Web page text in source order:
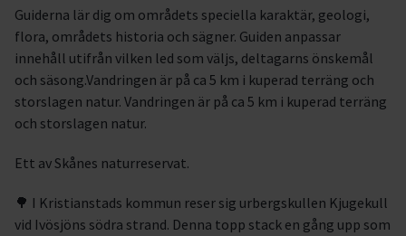
Guiderna lär dig om områdets speciella karaktär, geologi,
flora, områdets historia och sägner. Guiden anpassar
innehåll utifrån vilken led som väljs, deltagarns önskemål
och säsong.Vandringen är på ca 5 km i kuperad terräng och
storslagen natur. Vandringen är på ca 5 km i kuperad terräng
och storslagen natur.
Ett av Skånes naturreservat.
🌳 I Kristianstads kommun reser sig urbergskullen Kjugekull
vid Ivösjöns södra strand. Denna topp stack en gång upp som